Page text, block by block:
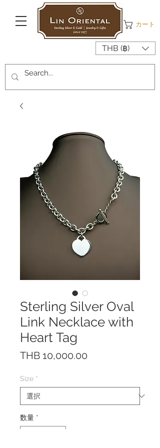
カート
THB (฿)
Sterling Silver Oval
Link Necklace with
Heart Tag
THB 10,000.00
Size *
数量 *